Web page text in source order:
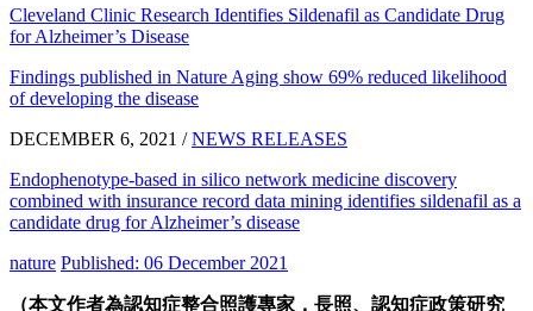
Cleveland Clinic Research Identifies Sildenafil as Candidate Drug
for Alzheimer’s Disease
Findings published in Nature Aging show 69% reduced likelihood
of developing the disease
DECEMBER 6, 2021 /NEWS RELEASES
Endophenotype-based in silico network medicine discovery
combined with insurance record data mining identifies sildenafil as a
candidate drug for Alzheimer’s disease
nature Published: 06 December 2021
（本文作者為認知症整合照護專家，長照、認知症政策研究